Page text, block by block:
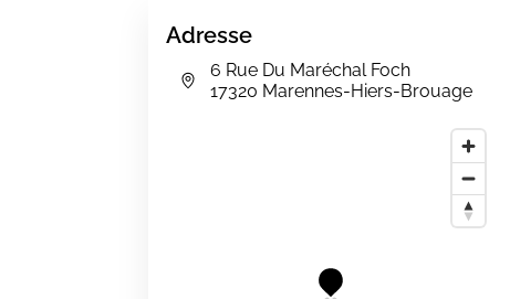
Adresse
6 Rue Du Maréchal Foch
17320 Marennes-Hiers-Brouage